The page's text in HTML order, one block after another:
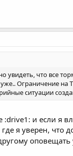
что все
Ограничение на
ситуации
и если я
я уверен, что